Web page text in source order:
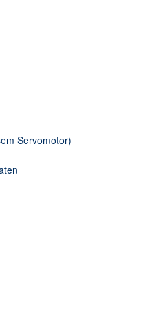
Servomotor)